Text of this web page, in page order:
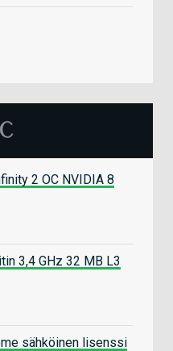
2 OC NVIDIA 8
3,4 GHz 32 MB L3
sähköinen lisenssi